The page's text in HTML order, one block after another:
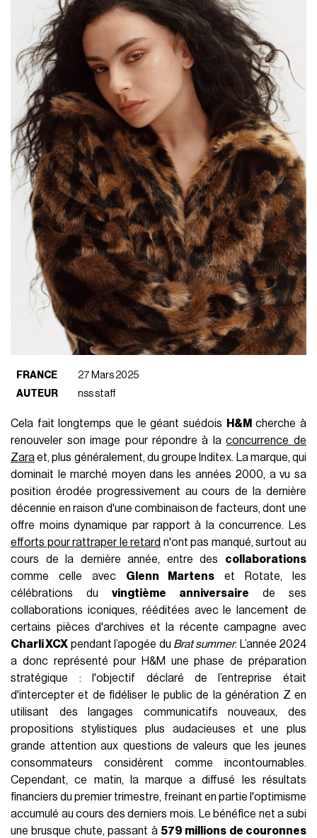
FRANCE
27 Mars 2025
AUTEUR
nss staff
Cela fait longtemps que le géant suédois H&M cherche à
renouveler son image pour répondre à laconcurrence de
Zaraet, plus généralement, du groupe Inditex. La marque, qui
dominait le marché moyen dans les années 2000, a vu sa
position érodée progressivement au cours de la dernière
décennie en raison d'une combinaison de facteurs, dont une
offre moins dynamique par rapport à la concurrence. Les
efforts pour rattraper le retard n'ont pas manqué, surtout au
cours de la dernière année, entre des collaborations
comme celle avec Glenn Martens et Rotate, les
célébrations duvingtième anniversaire de ses
collaborations iconiques, rééditées avec le lancement de
certains pièces d'archives et la récente campagne avec
Charli XCX pendant l’apogée du Brat summer. L’année 2024
a donc représenté pour H&M une phase de préparation
stratégique : l'objectif déclaré de l’entreprise était
d'intercepter et de fidéliser le public de la génération Z en
utilisant des langages communicatifs nouveaux, des
propositions stylistiques plus audacieuses et une plus
grande attention aux questions de valeurs que les jeunes
consommateurs considèrent comme incontournables.
Cependant, ce matin, la marque a diffusé les résultats
financiers du premier trimestre, freinant en partie l'optimisme
accumulé au cours des derniers mois. Le bénéfice net a subi
une brusque chute, passant à 579 millions de couronnes